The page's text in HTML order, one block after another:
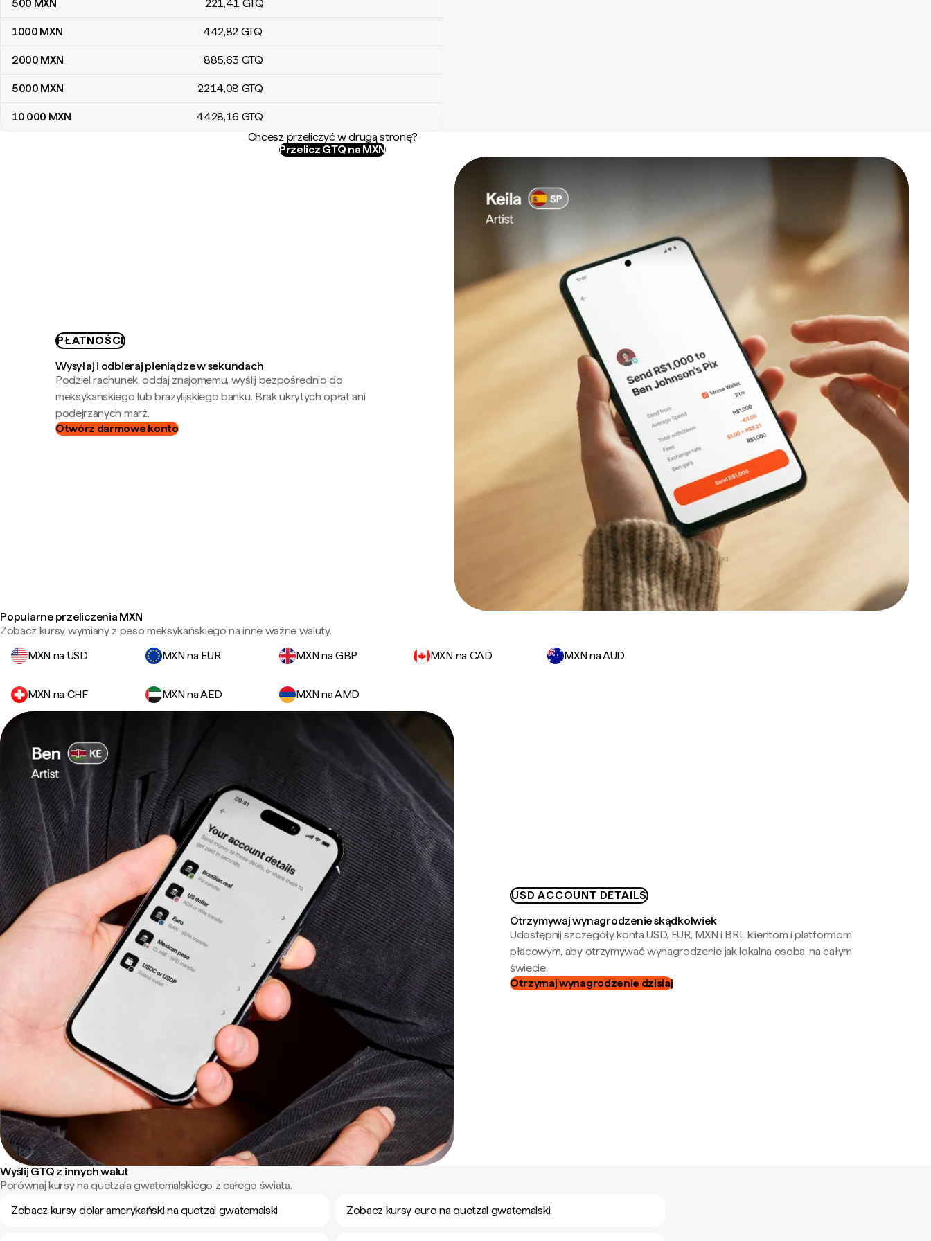
500 MXN 221,41 GTQ
1000 MXN 442,82 GTQ
2000 MXN 885,63 GTQ
5000 MXN 2214,08 GTQ
10 000 MXN 4428,16 GTQ
Chcesz przeliczyć w drugą stronę?
Przelicz GTQ na MXN
PŁATNOŚCI
Wysyłaj i odbieraj pieniądze w sekundach
Podziel rachunek, oddaj znajomemu, wyślij bezpośrednio do
meksykańskiego lub brazylijskiego banku. Brak ukrytych opłat ani
podejrzanych marż.
Otwórz darmowe konto
Popularne przeliczenia MXN
Zobacz kursy wymiany z peso meksykańskiego na inne ważne waluty.
MXN na USD
MXN na EUR MXN na GBP MXN na CAD MXN na AUD
MXN na CHF MXN na AED MXN na AMD
USD ACCOUNT DETAILS
Otrzymywaj wynagrodzenie skądkolwiek
Udostępnij szczegóły konta USD, EUR, MXN i BRL klientom i platformom
płacowym, aby otrzymywać wynagrodzenie jak lokalna osoba, na całym
świecie.
Otrzymaj wynagrodzenie dzisiaj
Wyślij GTQ z innych walut
Porównaj kursy na quetzala gwatemalskiego z całego świata.
Zobacz kursy dolar amerykański na quetzal gwatemalski
Zobacz kursy euro na quetzal gwatemalski